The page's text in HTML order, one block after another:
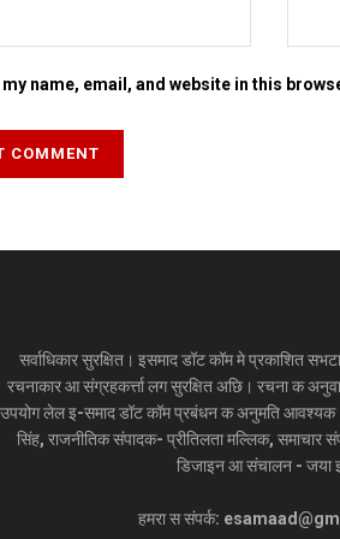
my name, email, and website in this
सर्वाधिकार सुरक्षित। इसमाद डॉट कॉम मे प्रकाशित
रचनाकार आ संग्रहकर्त्ता लग सुरक्षित अछि। रचना क
उपयोग लेल इ-समाद डॉट कॉम प्रबंधन क अनुमति
सिंह, राजनीतिक संपादक- प्रीतिलता मल्लिक, समाचार
डिजाइन आ संचालन - जया
हमरा स संपर्क: